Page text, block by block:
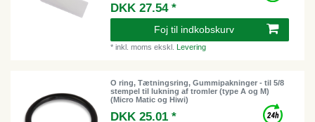
DKK 27.54 *
Foj til indkobskurv
*inkl. moms ekskl.Levering
O ring, Tætningsring, Gummipakninger - til 5/8
stempel til lukning af tromler (type A og M)
(Micro Matic og Hiwi)
DKK 25.01 *